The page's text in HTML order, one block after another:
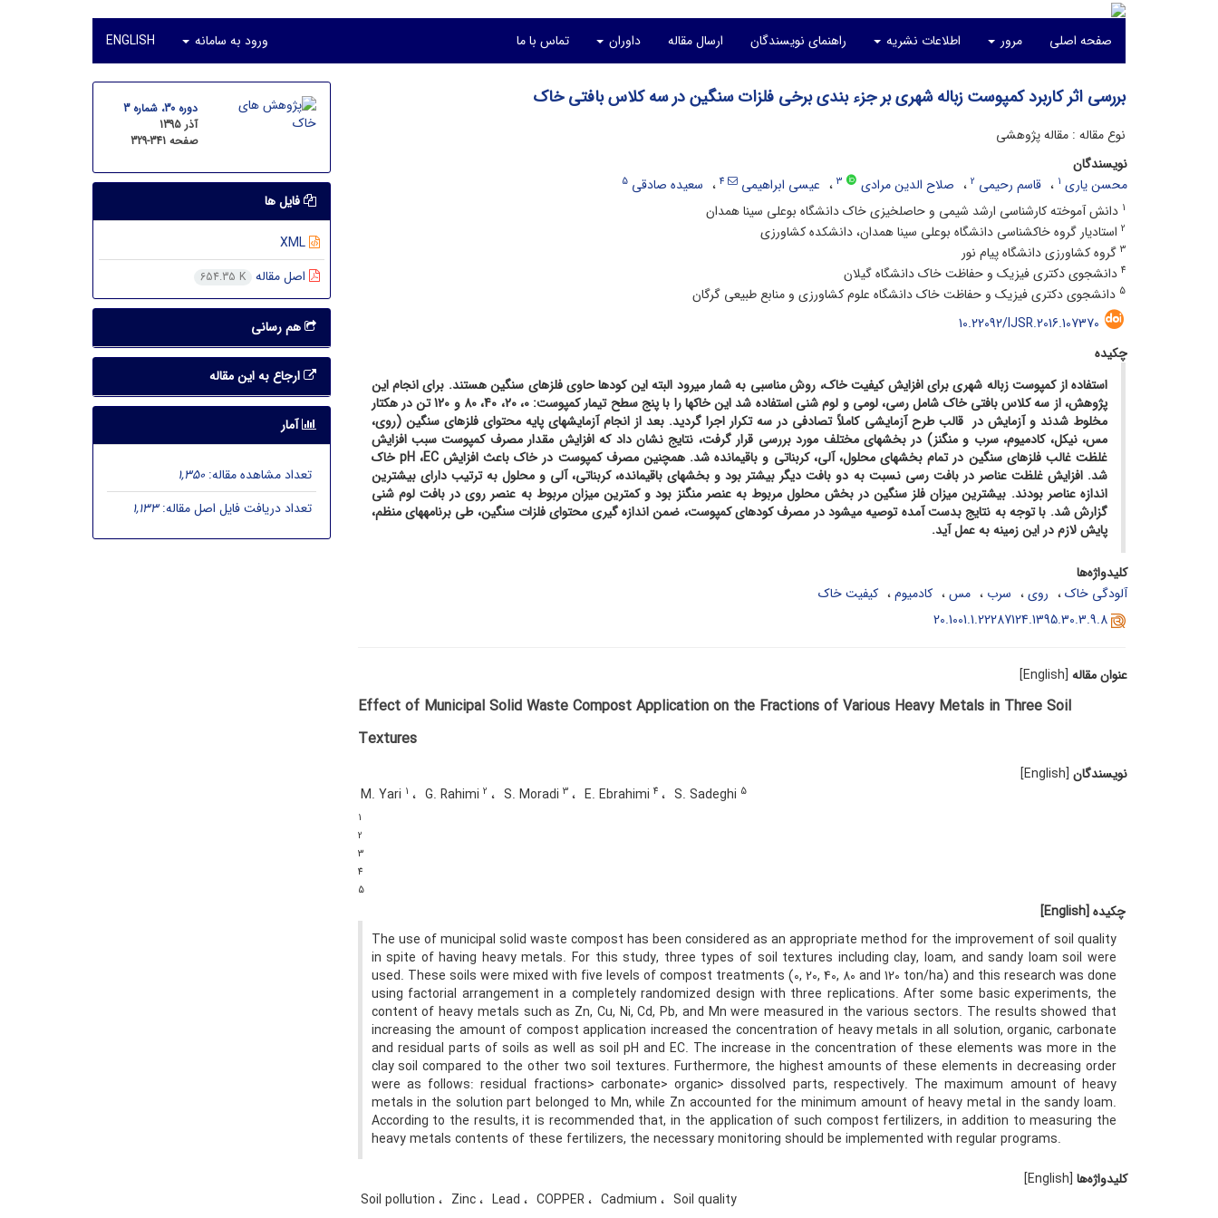
صفحه اصلی مرور اطلاعات نشریه راهنمای نویسندگان ارسال مقاله داوران تماس با ما ورود به سامانه ENGLISH
بررسی اثر کاربرد کمپوست زباله شهری بر جزء بندی برخی فلزات سنگین در سه کلاس بافتی خاک
نوع مقاله : مقاله پژوهشی
نویسندگان
محسن یاری 1 قاسم رحیمی 2 صلاح الدین مرادی 3 عیسی ابراهیمی 4 سعیده صادقی 5
1 دانش آموخته کارشناسی ارشد شیمی و حاصلخیزی خاک دانشگاه بوعلی سینا همدان
2 استادیار گروه خاکشناسی دانشگاه بوعلی سینا همدان، دانشکده کشاورزی
3 گروه کشاورزی دانشگاه پیام نور
4 دانشجوی دکتری فیزیک و حفاظت خاک دانشگاه گیلان
5 دانشجوی دکتری فیزیک و حفاظت خاک دانشگاه علوم کشاورزی و منابع طبیعی گرگان
10.22092/IJSR.2016.107370
چکیده
استفاده از کمپوست زباله شهری برای افزایش کیفیت خاک، روش مناسبی به شمار می­رود البته این کودها حاوی فلزهای سنگین هستند. برای انجام این
پژوهش، از سه کلاس بافتی خاک شامل رسی، لومی و لوم شنی استفاده شد این خاک­ها را با پنج سطح تیمار کمپوست: 0، 20، 40، 80 و 120 تن در هکتار
مخلوط شدند و آزمایش در قالب طرح آزمایشی کاملاً تصادفی در سه تکرار اجرا گردید. بعد از انجام آزمایش­های پایه محتوای فلزهای سنگین (روی،
مس، نیکل، کادمیوم، سرب و منگنز) در بخش­های مختلف مورد بررسی قرار گرفت، نتایج نشان داد که افزایش مقدار مصرف کمپوست سبب افزایش
غلظت غالب فلزهای سنگین در تمام بخش­های محلول، آلی، کربناتی و باقیمانده شد. همچنین مصرف کمپوست در خاک باعث افزایش
pH،EC
خاک
شد. افزایش غلظت عناصر در بافت رسی نسبت به دو بافت دیگر بیشتر بود و بخش­های باقیمانده، کربناتی، آلی و محلول به ترتیب دارای بیشترین
اندازه عناصر بودند. بیشترین میزان فلز سنگین در بخش محلول مربوط به عنصر منگنز بود و کمترین میزان مربوط به عنصر روی در بافت لوم شنی
گزارش شد. با توجه به نتایج بدست آمده توصیه می­شود در مصرف کودهای کمپوست، ضمن اندازه گیری محتوای فلزات سنگین، طی برنامه­های منظم،
پایش لازم در این زمینه به عمل آید.
کلیدواژه‌ها
آلودگی خاک
روی سرب مس کادمیوم
کیفیت خاک
20.1001.1.22287124.1395.30.3.9.8
عنوان مقاله [English]
Effect of Municipal Solid Waste Compost Application on the Fractions of Various Heavy Metals in Three Soil
Textures
نویسندگان [English]
M. Yari 1 G. Rahimi 2 S. Moradi 3 E. Ebrahimi 4 S. Sadeghi 5
1
2
3
4
5
چکیده [English]
The use of municipal solid waste compost has been considered as an appropriate method for the improvement of soil quality
in spite of having heavy metals. For this study, three types of soil textures including clay, loam, and sandy loam soil were
used. These soils were mixed with five levels of compost treatments (0, 20, 40, 80 and 120 ton/ha) and this research was done
using factorial arrangement in a completely randomized design with three replications. After some basic experiments, the
content of heavy metals such as Zn, Cu, Ni, Cd, Pb, and Mn were measured in the various sectors. The results showed that
increasing the amount of compost application increased the concentration of heavy metals in all solution, organic, carbonate
and residual parts of soils as well as soil pH and EC. The increase in the concentration of these elements was more in the
clay soil compared to the other two soil textures. Furthermore, the highest amounts of these elements in decreasing order
were as follows: residual fractions> carbonate> organic> dissolved parts, respectively. The maximum amount of heavy
metals in the solution part belonged to Mn, while Zn accounted for the minimum amount of heavy metal in the sandy loam.
According to the results, it is recommended that, in the application of such compost fertilizers, in addition to measuring the
heavy metals contents of these fertilizers, the necessary monitoring should be implemented with regular programs.
کلیدواژه‌ها [English]
Soil pollution
Zinc Lead COPPER Cadmium Soil quality
دوره 30، شماره 3
آذر 1395
صفحه 329-341
فایل ها
XML
اصل مقاله
654.35 K
هم رسانی
ارجاع به این مقاله
آمار
تعداد مشاهده مقاله:1,350
تعداد دریافت فایل اصل مقاله:1,133